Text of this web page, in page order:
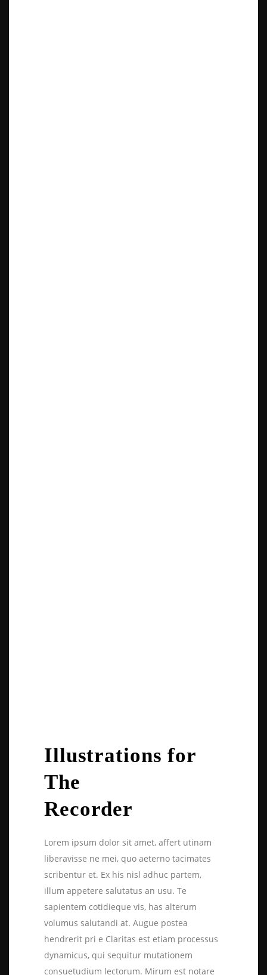
Illustrations for
The
Recorder
Lorem ipsum dolor sit amet, affert utinam
liberavisse ne mei, quo aeterno tacimates
scribentur et. Ex his nisl adhuc partem,
illum appetere salutatus an usu. Te
sapientem cotidieque vis, has alterum
volumus salutandi at. Augue postea
hendrerit pri e Claritas est etiam processus
dynamicus, qui sequitur mutationem
consuetudium lectorum. Mirum est notare